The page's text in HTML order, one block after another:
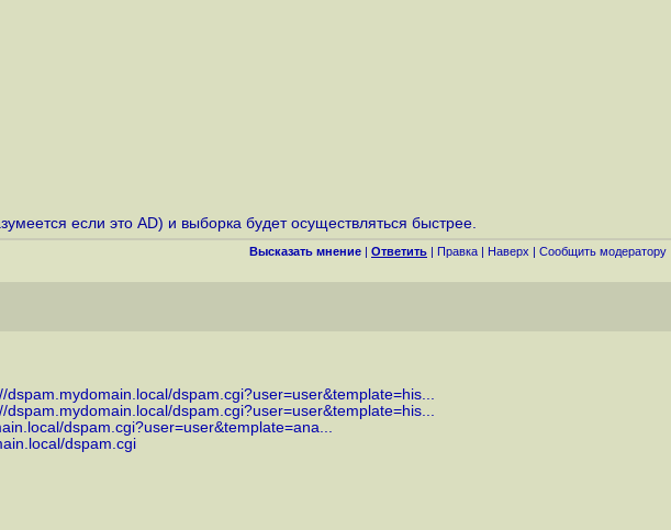
если это AD) и выборка будет осуществляться быстрее.
Высказать мнение | Ответить | Правка | Наверх | Cообщить модератору
dspam.mydomain.local/dspam.cgi?user=user&template=his...
dspam.mydomain.local/dspam.cgi?user=user&template=his...
dspam.cgi?user=user&template=ana...
dspam.cgi